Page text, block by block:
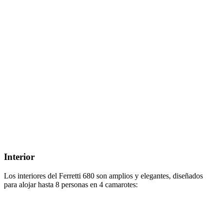
Interior
Los interiores del Ferretti 680 son amplios y elegantes, diseñados
para alojar hasta 8 personas en 4 camarotes: